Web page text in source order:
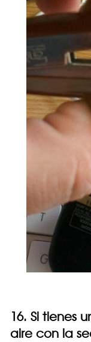
16. Si tienes
aire con la